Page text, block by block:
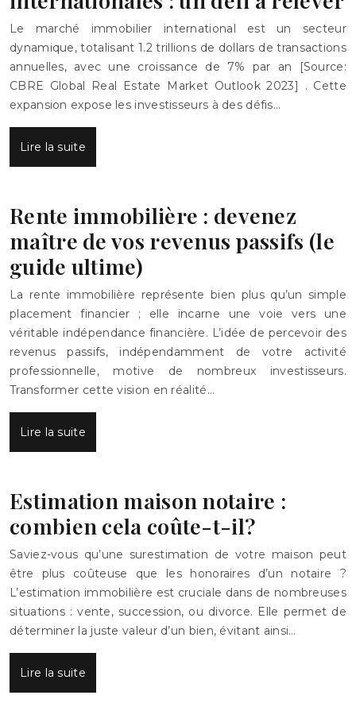
Le marché immobilier international est un secteur
dynamique, totalisant 1.2 trillions de dollars de transactions
annuelles, avec une croissance de 7% par an [Source:
CBRE Global Real Estate Market Outlook 2023] . Cette
expansion expose les investisseurs à des défis…
Lire la suite
Rente immobilière : devenez
maître de vos revenus passifs (le
guide ultime)
La rente immobilière représente bien plus qu’un simple
placement financier ; elle incarne une voie vers une
véritable indépendance financière. L’idée de percevoir des
revenus passifs, indépendamment de votre activité
professionnelle, motive de nombreux investisseurs.
Transformer cette vision en réalité…
Lire la suite
Estimation maison notaire :
combien cela coûte-t-il?
Saviez-vous qu’une surestimation de votre maison peut
être plus coûteuse que les honoraires d’un notaire ?
L’estimation immobilière est cruciale dans de nombreuses
situations : vente, succession, ou divorce. Elle permet de
déterminer la juste valeur d’un bien, évitant ainsi…
Lire la suite